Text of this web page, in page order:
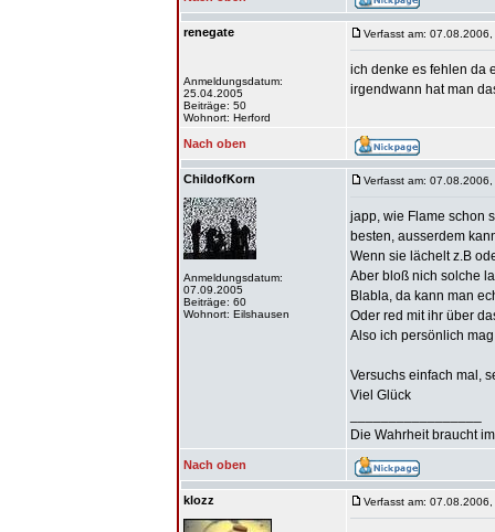
renegate
Anmeldungsdatum:
25.04.2005
Beiträge: 50
Wohnort: Herford
Verfasst am:
ich denke es fehlen da
irgendwann hat man
Nach oben
ChildofKorn
Anmeldungsdatum:
07.09.2005
Beiträge: 60
Wohnort: Eilshausen
Verfasst am:
japp, wie Flame schon
besten, ausserdem
Wenn sie lächelt z.B
Aber bloß nich solche
Blabla, da kann man
Oder red mit ihr über
Also ich persönlich
Versuchs einfach mal,
Viel Glück
Die Wahrheit braucht
Nach oben
klozz Verfasst am: